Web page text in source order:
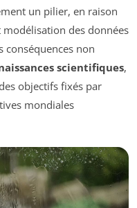
un pilier, en raison
des données
conséquences non
scientifiques,
objectifs fixés par
mondiales